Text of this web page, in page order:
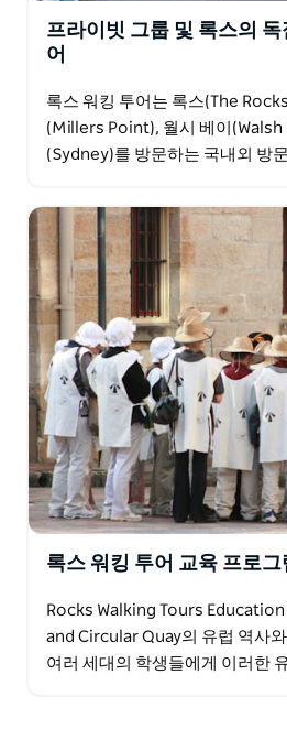
프라이빗 그룹 및 록스의
어
록스 워킹 투어는 록스(The
(Millers Point), 월시 베이(Walsh
(Sydney)를 방문하는 국내외 방
록스 워킹 투어 교육 프로그
Rocks Walking Tours
and Circular Quay의 유럽 역사
여러 세대의 학생들에게 이러한